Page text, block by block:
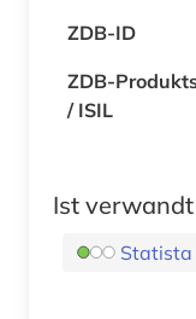
ZDB-ID
ZDB-
/ ISIL
Ist
Statista